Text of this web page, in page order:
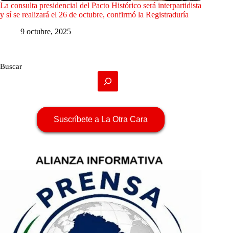
La consulta presidencial del Pacto Histórico será interpartidista
y sí se realizará el 26 de octubre, confirmó la Registraduría
9 octubre, 2025
Buscar
Suscríbete a La Otra Cara